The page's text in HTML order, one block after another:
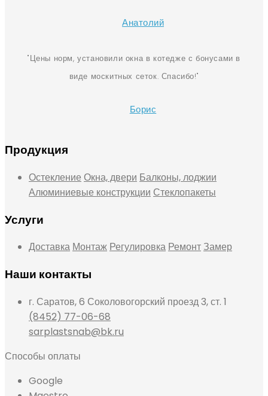
Анатолий
Цены норм, установили окна в котедже с бонусами в
виде москитных сеток. Спасибо!
Борис
Продукция
Остекление Окна, двери Балконы, лоджии
Алюминиевые конструкции Стеклопакеты
Услуги
Доставка Монтаж Регулировка Ремонт Замер
Наши контакты
г. Саратов, 6 Соколовогорский проезд 3, ст. 1
(8452) 77-06-68
sarplastsnab@bk.ru
Способы оплаты
Google